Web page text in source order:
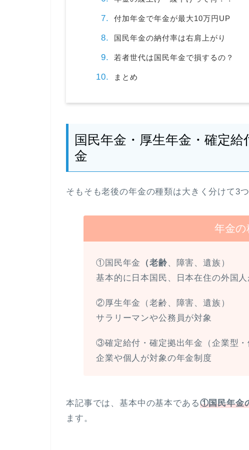
付加年金で年金が最大10万円UP
国民年金の納付率は右肩上がり
若者世代は国民年金で損するの？
まとめ
国民年金・厚生年金・確定
金
そもそも老後の年金の種類は大きく分けて3つ
年金の
①国民年金 （老齢、障害、遺族）
基本的に日本国民、日本在住の外国人
②厚生年金（老齢、障害、遺族）
サラリーマンや公務員が対象
③確定給付・確定拠出年金（企業型・
企業や個人が対象の年金制度
本記事では、基本中の基本である①国民年金
ます。